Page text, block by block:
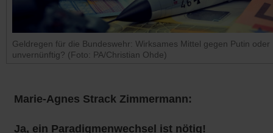
Geldregen für die Bundeswehr: Wirksames Mittel gegen Putin oder
unvernünftig? (Foto: PA/Christian Ohde)
Marie-Agnes Strack Zimmermann:
Ja, ein Paradigmenwechsel ist nötig!